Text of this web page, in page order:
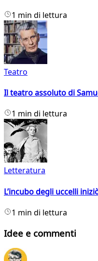
1 min di lettura
Teatro
Il teatro assoluto di
1 min di lettura
Letteratura
L’incubo degli uccelli
1 min di lettura
Idee e commenti